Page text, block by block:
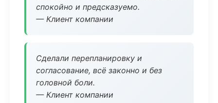
спокойно и предсказуемо.
— Клиент компании
Сделали перепланировку и
согласование, всё законно и без
головной боли.
— Клиент компании